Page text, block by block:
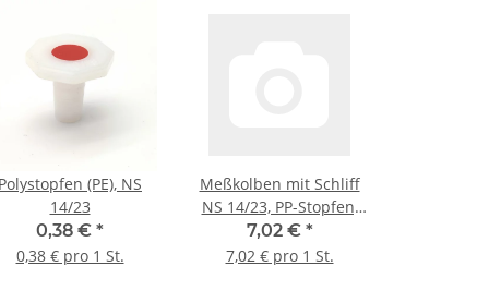
Polystopfen (PE), NS
14/23
0,38 € *
0,38 € pro 1 St.
Meßkolben mit Schliff
NS 14/23, PP-Stopfen,
Kl. A, 100 ml
7,02 € *
7,02 € pro 1 St.